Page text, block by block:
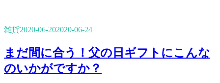
雑貨2020-06-202020-06-24
まだ間に合う！父の日ギフトにこんな
のいかがですか？